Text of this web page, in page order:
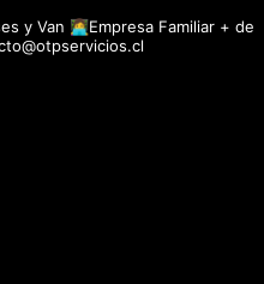
y Van 👩‍💻Empresa Familiar + de